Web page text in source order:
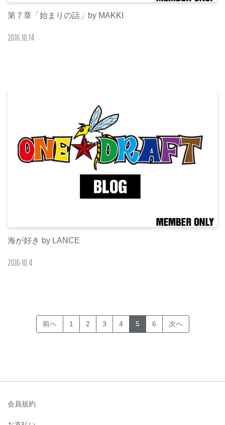
第７章「始まりの話」by MAKKI
20161014
海が好き by LANCE
201610 4
前へ 1 2 3 4 5(current)
6 次へ
会員規約